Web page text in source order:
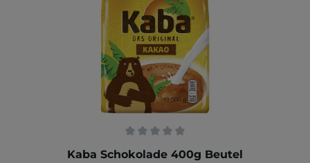
Durchschnittliche Bewertung von 0 von 5 Sternen
Kaba Schokolade 400g Beutel